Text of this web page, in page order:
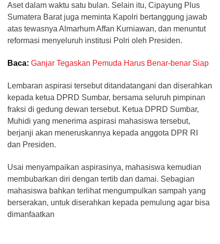
Aset dalam waktu satu bulan. Selain itu, Cipayung Plus
Sumatera Barat juga meminta Kapolri bertanggung jawab
atas tewasnya Almarhum Affan Kurniawan, dan menuntut
reformasi menyeluruh institusi Polri oleh Presiden.
Baca: Ganjar Tegaskan Pemuda Harus Benar-benar Siap
Lembaran aspirasi tersebut ditandatangani dan diserahkan
kepada ketua DPRD Sumbar, bersama seluruh pimpinan
fraksi di gedung dewan tersebut. Ketua DPRD Sumbar,
Muhidi yang menerima aspirasi mahasiswa tersebut,
berjanji akan meneruskannya kepada anggota DPR RI
dan Presiden.
Usai menyampaikan aspirasinya, mahasiswa kemudian
membubarkan diri dengan tertib dan damai. Sebagian
mahasiswa bahkan terlihat mengumpulkan sampah yang
berserakan, untuk diserahkan kepada pemulung agar bisa
dimanfaatkan